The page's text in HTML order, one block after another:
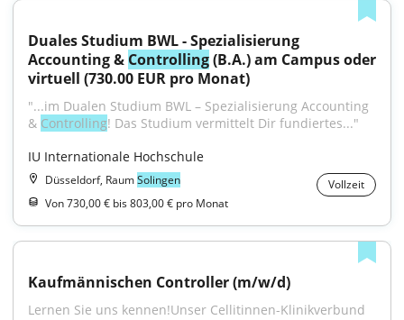
Duales Studium BWL - Spezialisierung
Accounting & Controlling (B.A.) am Campus oder
virtuell (730.00 EUR pro Monat)
"...im Dualen Studium BWL – Spezialisierung Accounting
& Controlling! Das Studium vermittelt Dir fundiertes..."
IU Internationale Hochschule
Düsseldorf, RaumSolingen
Vollzeit
Von 730,00 € bis 803,00 € pro Monat
Kaufmännischen Controller (m/w/d)
Lernen Sie uns kennen!Unser Cellitinnen-Klinikverbund